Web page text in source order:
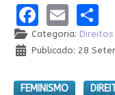
Email
Categoria:
Publicado: 28
FEMINISMO